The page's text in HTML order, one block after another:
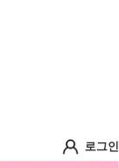
로그인